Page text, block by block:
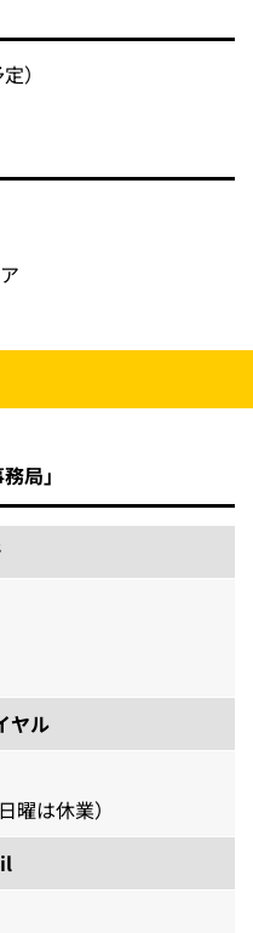
）
局」
ヤル
曜は休業）